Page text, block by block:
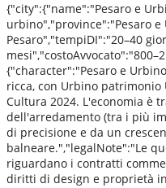
{"city":{"name":"Pesaro e
urbino","province":"Pesaro
Pesaro","tempiDI":"20–40
{"character":"Pesaro e
ricca, con Urbino patrimonio
Cultura 2024. L'economia è
dell'arredamento (tra i più
di precisione e da un
balneare.","legalNote":"Le
riguardano i contratti
diritti di design e proprietà